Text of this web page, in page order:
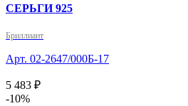
СЕРЬГИ 925
Бриллиант
Арт. 02-2647/000Б-17
5 483 ₽
-10%